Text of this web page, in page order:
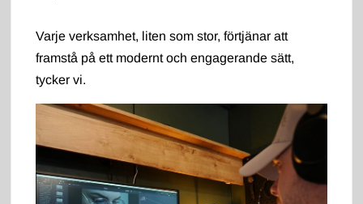
Varje verksamhet, liten som stor, förtjänar att
framstå på ett modernt och engagerande sätt,
tycker vi.